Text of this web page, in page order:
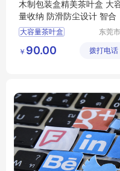
木制包装盒精美茶叶盒 大
量收纳 防滑防尘设计 智合
大容量茶叶盒
多功能茶叶盒
东莞
限公司
￥ 90.00 拨打电话